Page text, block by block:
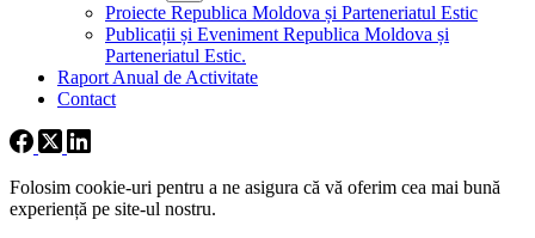
Proiecte Republica Moldova și Parteneriatul Estic
Publicații și Eveniment Republica Moldova și
Parteneriatul Estic.
Raport Anual de Activitate
Contact
Folosim cookie-uri pentru a ne asigura că vă oferim cea mai bună
experiență pe site-ul nostru.